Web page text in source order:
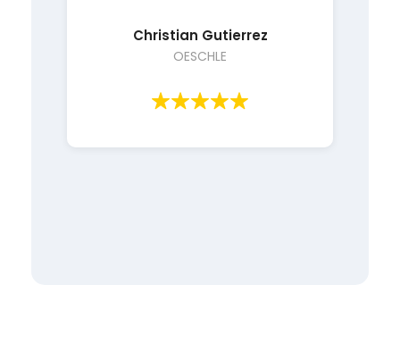
Christian Gutierrez
OESCHLE